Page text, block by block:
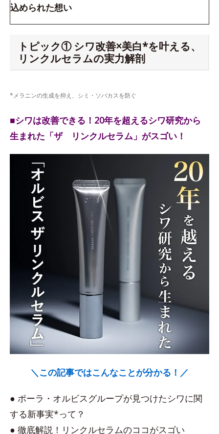
込められた想い
トピック① シワ改善×美白*を叶える、
リンクルセラムの実力解剖
*メラニンの生成を抑え、シミ・ソバカスを防ぐ
■シワは改善できる！20年を超えるシワ研究から
生まれた「ザ リンクルセラム」がスゴい！
＼この記事ではこんなことが分かる！／
● ポーラ・オルビスグループが見つけたシワに関
する新事実*って？
● 徹底解説！リンクルセラムのココがスゴい